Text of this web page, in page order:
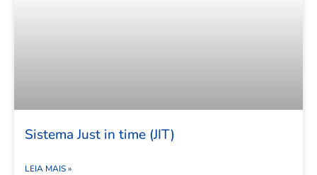
Sistema Just in time (JIT)
LEIA MAIS »